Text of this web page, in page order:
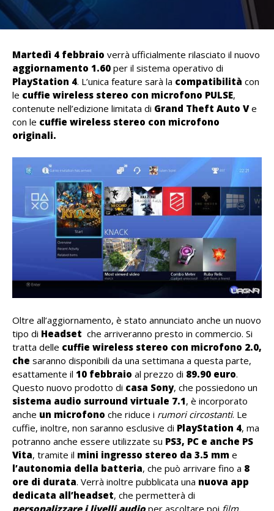
Martedì 4 febbraio verrà ufficialmente rilasciato il nuovo
aggiornamento 1.60 per il sistema operativo di
PlayStation 4. L’unica feature sarà la compatibilità con
le cuffie wireless stereo con microfono PULSE,
contenute nell’edizione limitata di Grand Theft Auto Ve
con le cuffie wireless stereo con microfono
originali.
Oltre all’aggiornamento, è stato annunciato anche un nuovo
tipo di Headset che arriveranno presto in commercio. Si
tratta delle cuffie wireless stereo con microfono 2.0,
che saranno disponibili da una settimana a questa parte,
esattamente il 10 febbraio al prezzo di 89.90 euro.
Questo nuovo prodotto di casa Sony, che possiedono un
sistema audio surround virtuale 7.1, è incorporato
anche un microfono che riduce i rumori circostanti. Le
cuffie, inoltre, non saranno esclusive di PlayStation 4, ma
potranno anche essere utilizzate su PS3, PC e anche PS
Vita, tramite il mini ingresso stereo da 3.5 mm e
l’autonomia della batteria, che può arrivare fino a 8
ore di durata. Verrà inoltre pubblicata una nuova app
dedicata all’headset, che permetterà di
personalizzare i livelli audioper ascoltare poi film,